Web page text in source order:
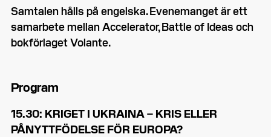
Samtalen hålls på engelska. Evenemanget är ett
samarbete mellan Accelerator, Battle of Ideas och
bokförlaget Volante.
Program
15.30: KRIGET I UKRAINA – KRIS ELLER
PÅNYTTFÖDELSE FÖR EUROPA?